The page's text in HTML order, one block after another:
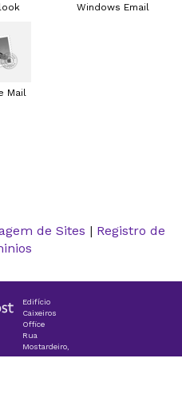
Windows Email
Mail
de Sites | Registro de
Edifício
Caixeiros
Office
Rua
Mostardeiro,